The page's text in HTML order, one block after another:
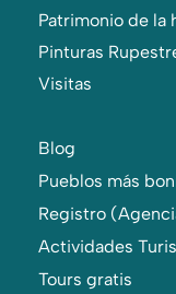
Patrimonio de la
Pinturas
Visitas
Blog
Pueblos más
Registro
Actividades
Tours gratis